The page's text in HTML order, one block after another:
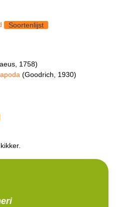
Soortenlijst
1758)
(Goodrich, 1930)